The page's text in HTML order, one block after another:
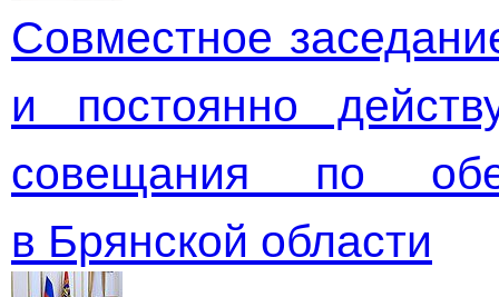
Совместное
и постоянно
совещания по
в Брянской области